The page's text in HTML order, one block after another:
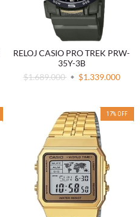
RELOJ CASIO PRO TREK PRW-
35Y-3B
$1.689.000
$1.339.000
17% OFF